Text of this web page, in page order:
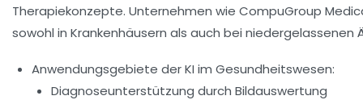
Therapiekonzepte. Unternehmen wie CompuGroup
sowohl in Krankenhäusern als auch bei niedergelassenen
Anwendungsgebiete der KI im Gesundheitswesen:
Diagnoseunterstützung durch Bildauswertung